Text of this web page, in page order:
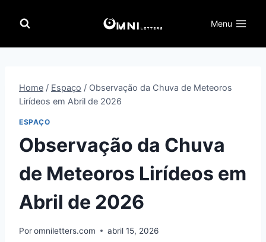
para
Menu
Home / Espaço / Observação da Chuva de Meteoros
Lirídeos em Abril de 2026
ESPAÇO
Observação da Chuva
de Meteoros Lirídeos em
Abril de 2026
Poromniletters.com abril 15, 2026